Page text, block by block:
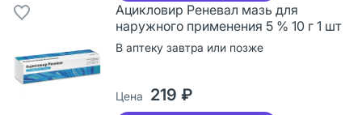
Ацикловир Реневал мазь для
наружного применения 5 % 10 г 1 шт
В аптеку завтра или позже
Цена 219 ₽